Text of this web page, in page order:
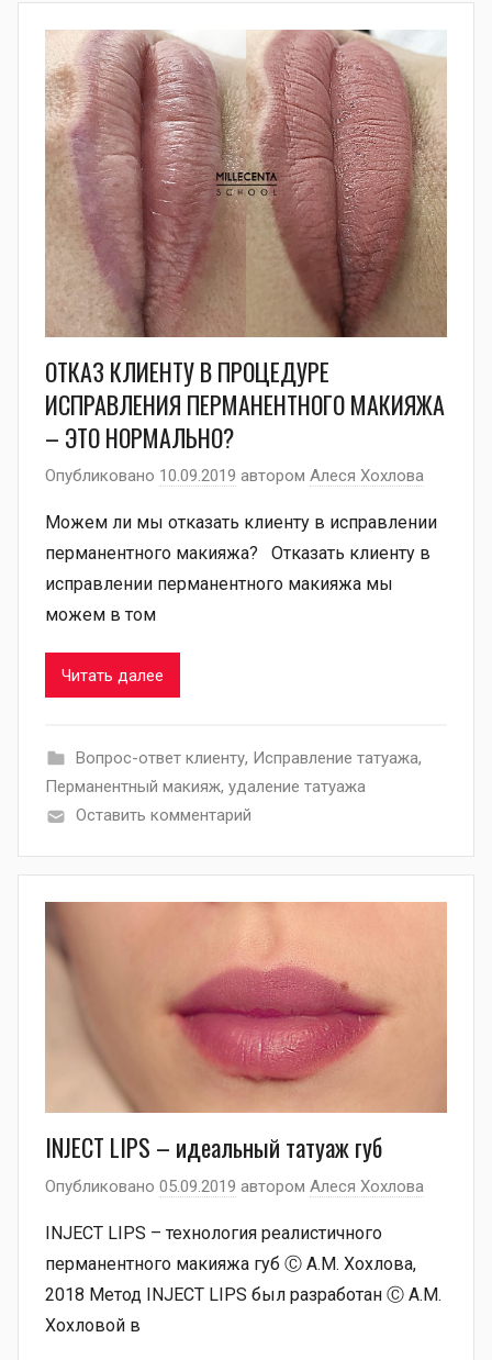
ОТКАЗ КЛИЕНТУ В ПРОЦЕДУРЕ
ИСПРАВЛЕНИЯ ПЕРМАНЕНТНОГО МАКИЯЖА
– ЭТО НОРМАЛЬНО?
Опубликовано 10.09.2019 автором Алеся Хохлова
Можем ли мы отказать клиенту в исправлении
перманентного макияжа? Отказать клиенту в
исправлении перманентного макияжа мы
можем в том
Читать далее
Вопрос-ответ клиенту, Исправление татуажа,
Перманентный макияж, удаление татуажа
Оставить комментарий
INJECT LIPS – идеальный татуаж губ
Опубликовано 05.09.2019 автором Алеся Хохлова
INJECT LIPS – технология реалистичного
перманентного макияжа губ Ⓒ А.М. Хохлова,
2018 Метод INJECT LIPS был разработан Ⓒ А.М.
Хохловой в